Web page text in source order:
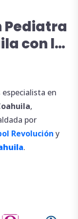
Pediatra
con la
especialista en
,
por
Revolución y
.